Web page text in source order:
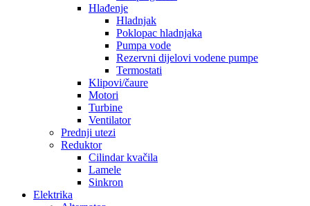
Hlađenje
Hladnjak
Poklopac hladnjaka
Pumpa vode
Rezervni dijelovi vodene pumpe
Termostati
Klipovi/čaure
Motori
Turbine
Ventilator
Prednji utezi
Reduktor
Cilindar kvačila
Lamele
Sinkron
Elektrika